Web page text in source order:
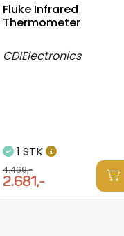
Fluke Infrared
Thermometer
CDIElectronics
1 STK
4.469,-
2.681,-